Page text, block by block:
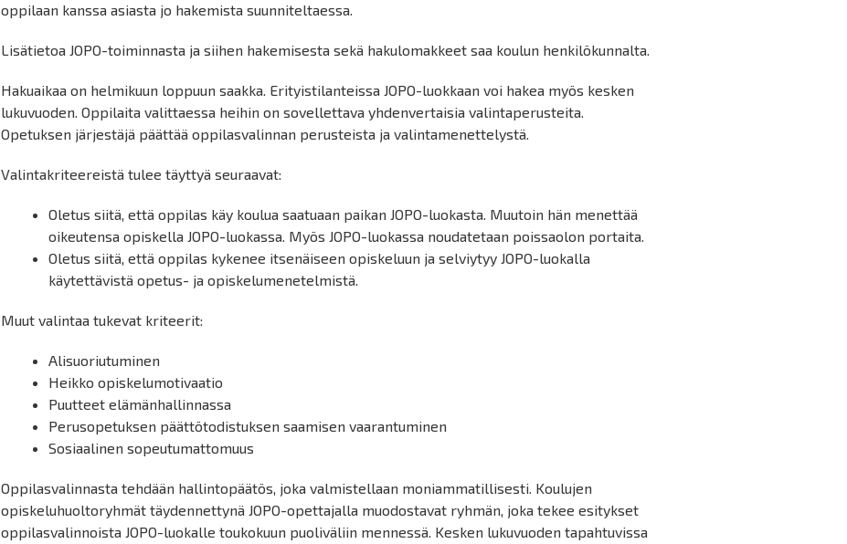
oppilaan kanssa asiasta jo hakemista suunniteltaessa.
Lisätietoa JOPO-toiminnasta ja siihen hakemisesta sekä hakulomakkeet saa koulun henkilökunnalta.
Hakuaikaa on helmikuun loppuun saakka. Erityistilanteissa JOPO-luokkaan voi hakea myös kesken
lukuvuoden. Oppilaita valittaessa heihin on sovellettava yhdenvertaisia valintaperusteita.
Opetuksen järjestäjä päättää oppilasvalinnan perusteista ja valintamenettelystä.
Valintakriteereistä tulee täyttyä seuraavat:
Oletus siitä, että oppilas käy koulua saatuaan paikan JOPO-luokasta. Muutoin hän menettää
oikeutensa opiskella JOPO-luokassa. Myös JOPO-luokassa noudatetaan poissaolon portaita.
Oletus siitä, että oppilas kykenee itsenäiseen opiskeluun ja selviytyy JOPO-luokalla
käytettävistä opetus- ja opiskelumenetelmistä.
Muut valintaa tukevat kriteerit:
Alisuoriutuminen
Heikko opiskelumotivaatio
Puutteet elämänhallinnassa
Perusopetuksen päättötodistuksen saamisen vaarantuminen
Sosiaalinen sopeutumattomuus
Oppilasvalinnasta tehdään hallintopäätös, joka valmistellaan moniammatillisesti. Koulujen
opiskeluhuoltoryhmät täydennettynä JOPO-opettajalla muodostavat ryhmän, joka tekee esitykset
oppilasvalinnoista JOPO-luokalle toukokuun puoliväliin mennessä. Kesken lukuvuoden tapahtuvissa